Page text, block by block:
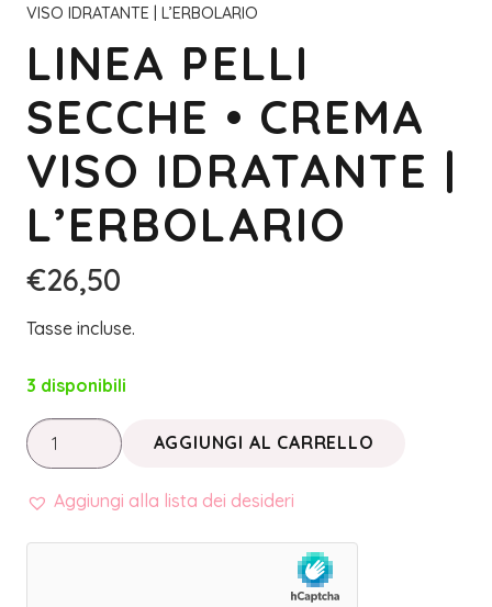
VISO IDRATANTE | L’ERBOLARIO
LINEA PELLI
SECCHE • CREMA
VISO IDRATANTE |
L’ERBOLARIO
€26,50
Tasse incluse.
3 disponibili
LINEA
PELLI
SECCHE
AGGIUNGI AL CARRELLO
Aggiungi alla lista dei desideri